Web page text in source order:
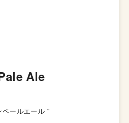
Ale
ールエール ”